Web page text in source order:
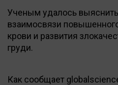
Ученым удалось
взаимосвязи
крови и развития
груди.
Как сообщает